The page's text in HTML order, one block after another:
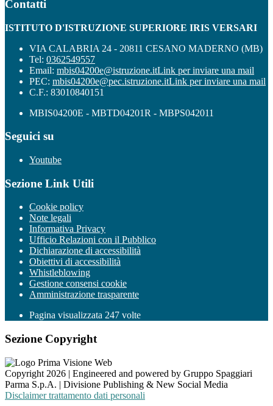
Contatti
ISTITUTO D'ISTRUZIONE SUPERIORE IRIS VERSARI
VIA CALABRIA 24 - 20811 CESANO MADERNO (MB)
Tel: 0362549557
Email: mbis04200e@istruzione.itLink per inviare una mail
PEC: mbis04200e@pec.istruzione.itLink per inviare una mail
C.F.: 83010840151
MBIS04200E - MBTD04201R - MBPS042011
Seguici su
Youtube
Sezione Link Utili
Cookie policy
Note legali
Informativa Privacy
Ufficio Relazioni con il Pubblico
Dichiarazione di accessibilità
Obiettivi di accessibilità
Whistleblowing
Gestione consensi cookie
Amministrazione trasparente
Pagina visualizzata 247 volte
Sezione Copyright
Copyright 2026 | Engineered and powered by Gruppo Spaggiari
Parma S.p.A. | Divisione Publishing & New Social Media
Disclaimer trattamento dati personali